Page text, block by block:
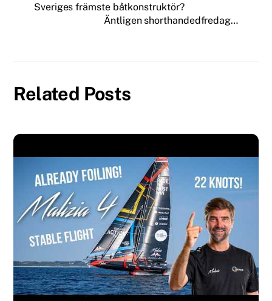
Sveriges främste båtkonstruktör?
Äntligen shorthandedfredag…
Related Posts